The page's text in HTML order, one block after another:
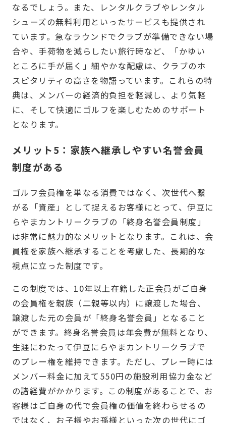
なるでしょう。また、レンタルクラブやレンタル
シューズの無料利用といったサービスも提供され
ています。急なラウンドでクラブが準備できない場
合や、手荷物を減らしたい旅行時など、「かゆい
ところに手が届く」細やかな配慮は、クラブのホ
スピタリティの高さを物語っています。これらの特
典は、メンバーの経済的負担を軽減し、より気軽
に、そして快適にゴルフを楽しむためのサポート
となります。
メリット5：家族へ継承しやすい名誉会員
制度がある
ゴルフ会員権を単なる消費ではなく、次世代へ繋
がる「資産」として捉えるお客様にとって、伊豆に
らやまカントリークラブの「終身名誉会員制度」
は非常に魅力的なメリットとなります。これは、会
員権を家族へ継承することを考慮した、長期的な
視点に立った制度です。
この制度では、10年以上在籍した正会員がご自身
の会員権を親族（二親等以内）に譲渡した場合、
譲渡した元の会員が「終身名誉会員」となること
ができます。終身名誉会員は年会費が無料となり、
生涯にわたって伊豆にらやまカントリークラブで
のプレー権を維持できます。ただし、プレー時には
メンバー料金に加えて550円の施設利用協力金など
の諸経費がかかります。この制度があることで、お
客様はご自身の代で会員権の価値を終わらせるの
ではなく、お子様やお孫様といった次の世代にゴ